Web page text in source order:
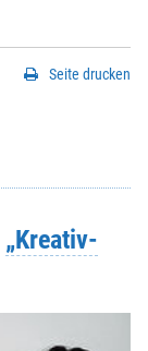
Seite drucken
„Kreativ-